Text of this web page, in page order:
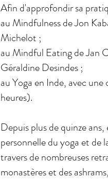
Afin d'approfondir sa
au Mindfulness de Jon
Michelot ;
au Mindful Eating de Jan
Géraldine Desindes ;
au Yoga en Inde, avec
heures).
Depuis plus de quinze
personnelle du yoga et
travers de nombreuses
monastères et des